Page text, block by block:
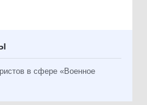
в сфере «Военное